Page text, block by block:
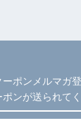
ーポンメルマガ
ポンが送られて